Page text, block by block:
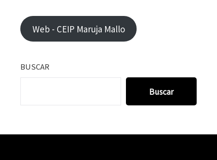
Web - CEIP Maruja Mallo
BUSCAR
Buscar